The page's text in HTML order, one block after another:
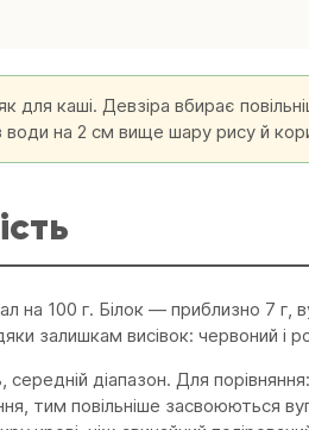
для каші. Девзіра вбирає
на 2 см вище шару рису й
на 100 г. Білок — приблизно 7
залишкам висівок: червоний і
середній діапазон. Для
тим повільніше засвоюються